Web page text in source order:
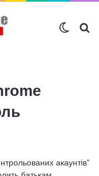
акаунтів”